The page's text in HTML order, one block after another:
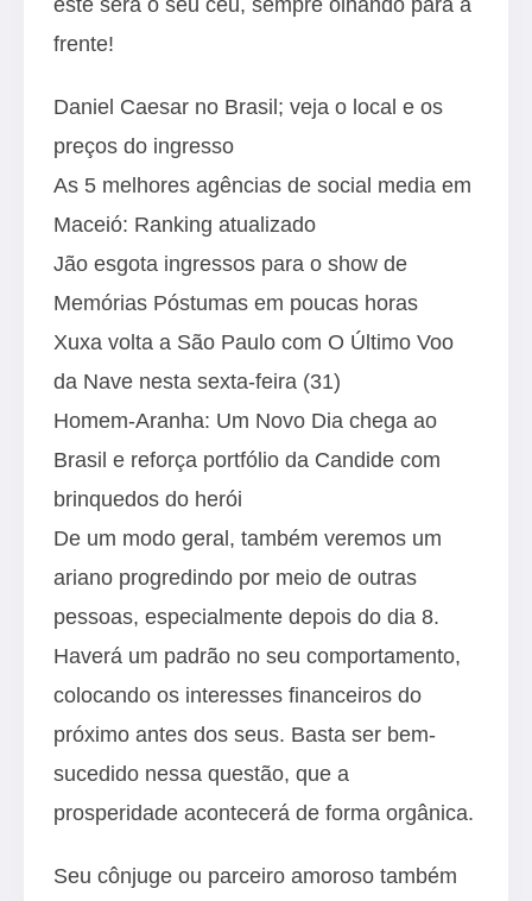
frente!
Daniel Caesar no Brasil; veja o local e os
preços do ingresso
As 5 melhores agências de social media em
Maceió: Ranking atualizado
Jão esgota ingressos para o show de
Memórias Póstumas em poucas horas
Xuxa volta a São Paulo com O Último Voo
da Nave nesta sexta-feira (31)
Homem-Aranha: Um Novo Dia chega ao
Brasil e reforça portfólio da Candide com
brinquedos do herói
De um modo geral, também veremos um
ariano progredindo por meio de outras
pessoas, especialmente depois do dia 8.
Haverá um padrão no seu comportamento,
colocando os interesses financeiros do
próximo antes dos seus. Basta ser bem-
sucedido nessa questão, que a
prosperidade acontecerá de forma orgânica.
Seu cônjuge ou parceiro amoroso também